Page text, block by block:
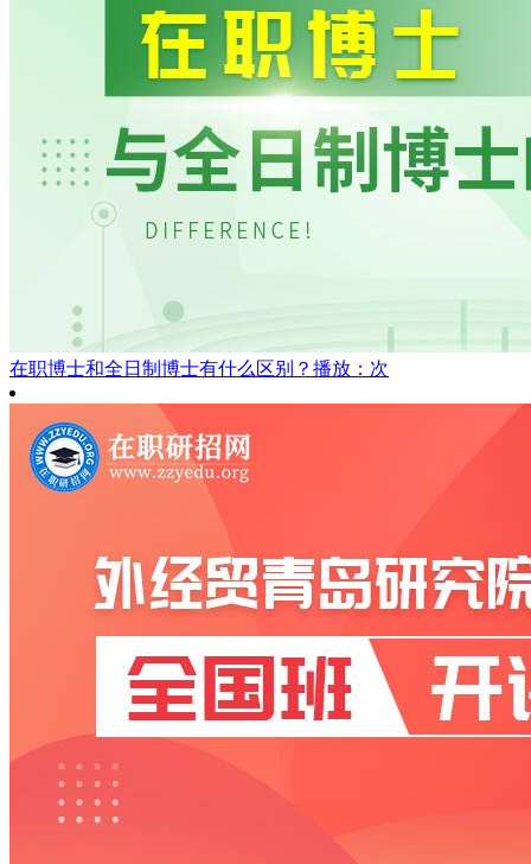
在职博士和全日制博士有什么区别？ 播放：次